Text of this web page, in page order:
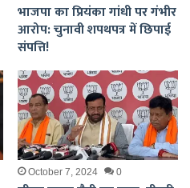
भाजपा का प्रियंका गांधी पर गंभीर
आरोप: चुनावी शपथपत्र में छिपाई
संपत्ति!
October 7, 2024 0